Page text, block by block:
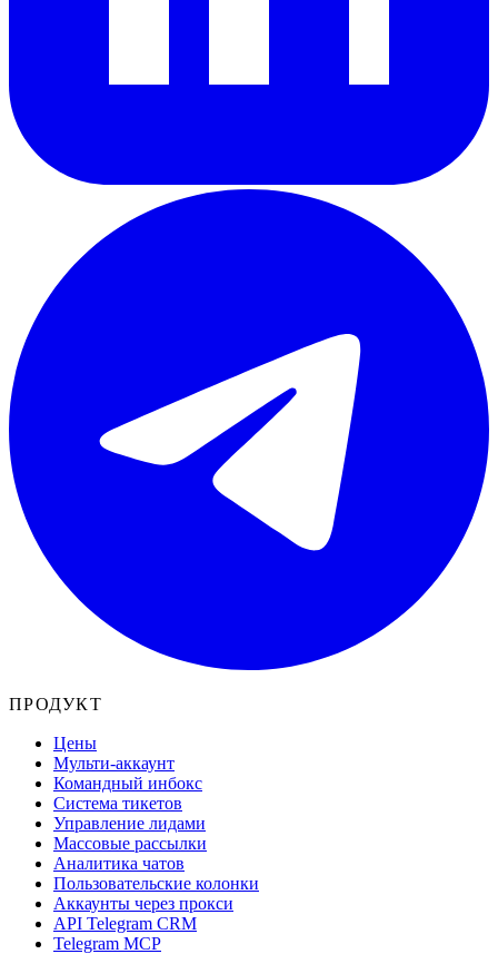
ПРОДУКТ
Цены
Мульти-аккаунт
Командный инбокс
Система тикетов
Управление лидами
Массовые рассылки
Аналитика чатов
Пользовательские колонки
Аккаунты через прокси
API Telegram CRM
Telegram MCP